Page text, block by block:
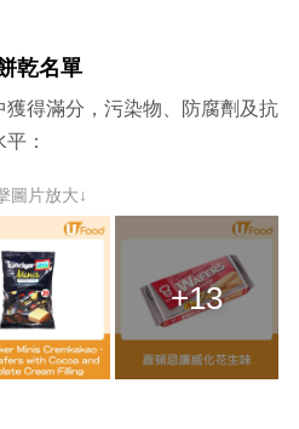
乾名單
獲得滿分，污染物、防腐劑及抗
：
圖片放大↓
+13